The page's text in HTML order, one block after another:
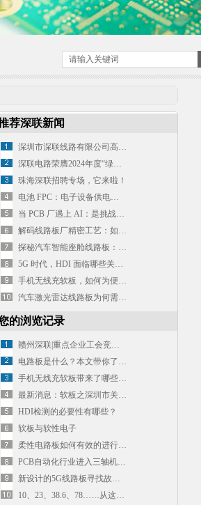
荐深联新闻
深圳市深联线路有限公司高密度印刷电路板研发及生产基地项目环境影响报告表公示
深联电路荣膺2024年度“绿色制造与环保优秀企业”称号
珠海深联招聘专场，它来啦！
电池 FPC：电子设备供电连接的柔性基石
当 PCB 厂遇上 AI：是挑战，还是开启 “智能电路” 新赛道的钥匙？
解码线路板厂精密工艺：如何将基板雕琢成电子设备 “心脏”？
探秘汽车智能座舱线路板：复杂电路如何适配多变需求？
5G 时代，HDI 面临哪些关键挑战与发展机遇？
手机无线充软板，如何为便捷充电 “搭桥铺路”？
汽车激光雷达线路板为何需要耐极端温度？普通 PCB 为何无法替代？
的浏览记录
赣州深联|重点企业工会竞赛片“安全知识竞赛”
电路板是什么？本文带你了解电子设备的“骨骼”！
手机无线充软板带来了哪些便捷？
最新消息：软板之深圳市关于留深过年补贴细则 pdf.
HDI检测的必要性有哪些？
软板与软性电子
柔性电路板如何有效的进行抗干扰措施？
PCB自动化行业进入三轴机器人时代
新设计的5G线路板寻找故障的方法有哪些？
10、23、38.6、78……从这些数字看深联发展的脉搏